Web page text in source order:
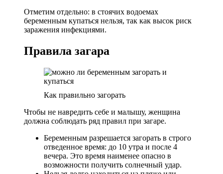
Отметим отдельно: в стоячих водоемах
беременным купаться нельзя, так как высок риск
заражения инфекциями.
Правила загара
Как правильно загорать
Чтобы не навредить себе и малышу, женщина
должна соблюдать ряд правил при загаре.
Беременным разрешается загорать в строго
отведенное время: до 10 утра и после 4
вечера. Это время наименее опасно в
возможности получить солнечный удар.